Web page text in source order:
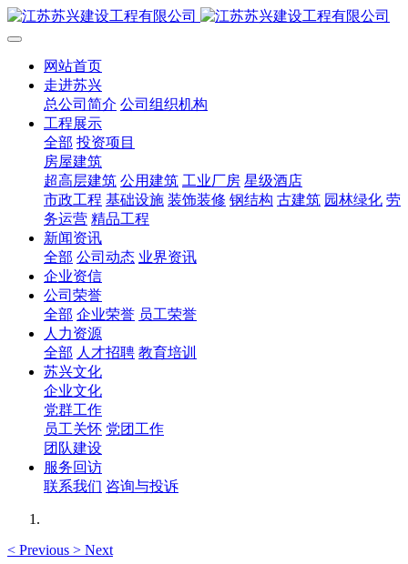
网站首页
走进苏兴
总公司简介 公司组织机构
工程展示
全部 投资项目
房屋建筑
超高层建筑 公用建筑 工业厂房 星级酒店
市政工程 基础设施 装饰装修 钢结构 古建筑 园林绿化 劳
务运营 精品工程
新闻资讯
全部 公司动态 业界资讯
企业资信
公司荣誉
全部 企业荣誉 员工荣誉
人力资源
全部 人才招聘 教育培训
苏兴文化
企业文化
党群工作
员工关怀 党团工作
团队建设
服务回访
联系我们 咨询与投诉
< Previous > Next